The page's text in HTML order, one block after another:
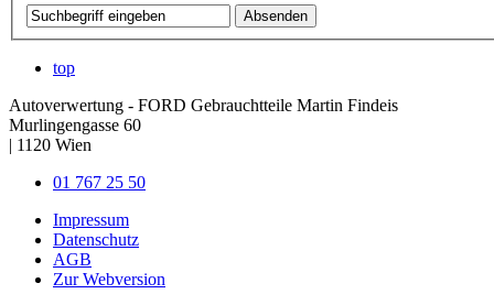
top
Autoverwertung - FORD Gebrauchtteile Martin Findeis
Murlingengasse 60
| 1120 Wien
01 767 25 50
Impressum
Datenschutz
AGB
Zur Webversion